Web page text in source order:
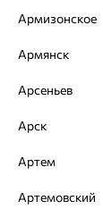
Брошь,
от
Армизонское
Армянск
Арсеньев
Арск
Артем
Артемовский